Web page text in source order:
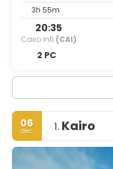
3h 55m
20:35
Cairo Intl (CAI)
2 PC
06
dec. 1. Kairo